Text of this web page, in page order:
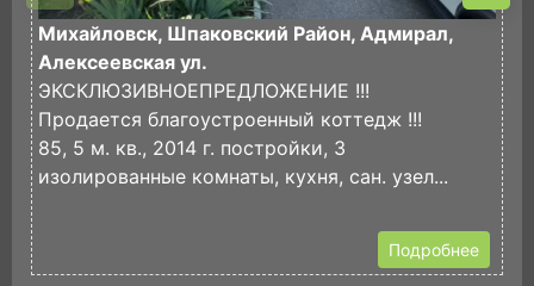
Михайловск, Шпаковский Район, Адмирал,
Алексеевская ул.
ЭКСКЛЮЗИВНОЕПРЕДЛОЖЕНИЕ !!!
Продается благоустроенный коттедж !!!
85, 5 м. кв., 2014 г. постройки, 3
изолированные комнаты, кухня, сан. узел...
Подробнее